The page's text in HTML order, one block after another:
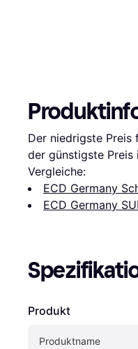
Der niedrigste Preis
der günstigste Preis
Vergleiche:
ECD Germany
ECD Germany
Produkt
Produktname